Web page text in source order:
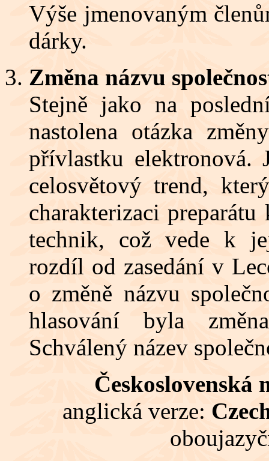
Výše jmenovaným
dárky.
Změna názvu
Stejně jako na
nastolena otázka
přívlastku elektronová.
celosvětový trend,
charakterizaci
technik, což vede k
rozdíl od zasedání v
o změně názvu
hlasování byla
Schválený název
Československá
anglická verze: